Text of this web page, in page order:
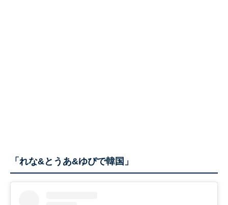
「れな&とうあ&ゆぴで韓国」